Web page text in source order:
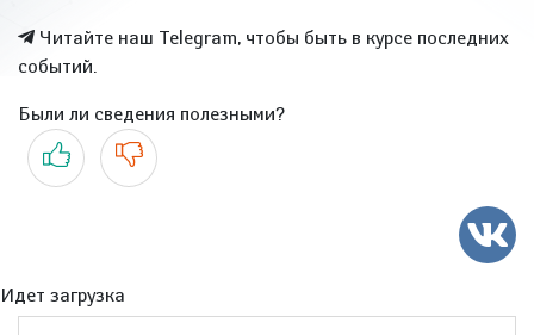
Читайте наш Telegram, чтобы быть в курсе последних
событий.
Были ли сведения полезными?
Да Нет
Идет загрузка